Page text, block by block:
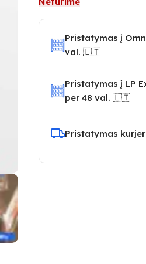
Pristatymas į
val. 🇱🇹
Pristatymas į LP
per 48 val. 🇱🇹
Pristatymas